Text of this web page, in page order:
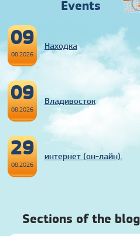
Events
09
08.2026
Находка
09
08.2026
Владивосток
29
08.2026
интернет (он-лайн).
Sections of the blog